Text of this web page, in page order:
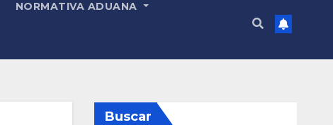
NORMATIVA ADUANA
Buscar